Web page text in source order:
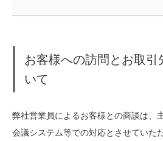
お客様への訪問とお取引
いて
弊社営業員によるお客様との商談は、
会議システム等での対応とさせていた